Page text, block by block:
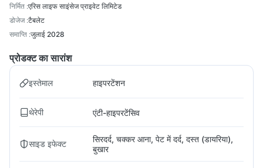
निर्मित :एरिस लाइफ साइंसेज प्राइवेट लिमिटेड
डोजेज :टैबलेट
समाप्ति :जुलाई 2028
प्रोडक्ट का सारांश
इस्तेमाल हाइपरटेंशन
थेरेपी एंटी-हाइपरटेंसिव
साइड इफेक्ट
सिरदर्द, चक्कर आना, पेट में दर्द, दस्त (डायरिया),
बुखार